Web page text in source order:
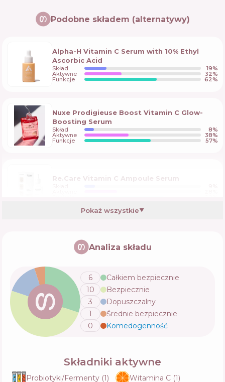
Podobne składem (alternatywy)
Alpha-H Vitamin C Serum with 10% Ethyl
Ascorbic Acid
Skład 19%
Aktywne 32%
Funkcje 62%
Nuxe Prodigieuse Boost Vitamin C Glow-
Boosting Serum
Skład 8%
Aktywne 38%
Funkcje 57%
Re.Care Vitamin C Ampoule Serum
Erborian Bamboo Super Serum
Aktywne
Weleda Pore Refining Serum Drops
Skład
Aktywne
Funkcje
Pokaż wszystkie▼
Analiza składu
6
Całkiem bezpiecznie
10
Bezpiecznie
3
Dopuszczalny
1
Średnie bezpiecznie
0
Komedogenność
Składniki aktywne
Probiotyki/Fermenty (1) Witamina C (1)